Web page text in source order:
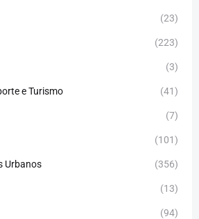
(23)
(223)
(3)
e Turismo (41)
(7)
(101)
Urbanos (356)
(13)
(94)